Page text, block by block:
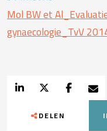
Mol BW et
gynaecologie_TvV
DELEN